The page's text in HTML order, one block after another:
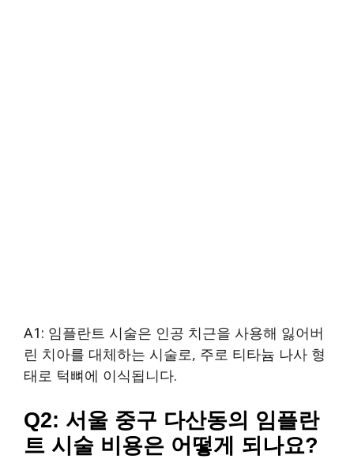
A1: 임플란트 시술은 인공 치근을 사용해 잃어버
린 치아를 대체하는 시술로, 주로 티타늄 나사 형
태로 턱뼈에 이식됩니다.
Q2: 서울 중구 다산동의 임플란
트 시술 비용은 어떻게 되나요?